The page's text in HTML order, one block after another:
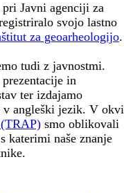
Javni agenciji za
svojo lastno
za geoarheologijo.
tudi z javnostmi.
in
ter izdajamo
angleški jezik. V
smo oblikovali
katerimi naše znanje